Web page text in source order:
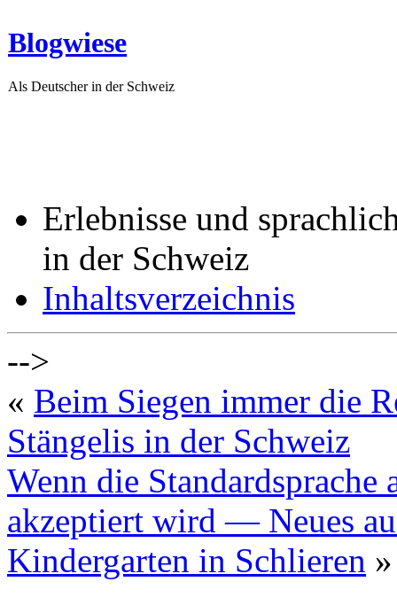
Blogwiese
Als Deutscher in der Schweiz
Erlebnisse und
in der Schweiz
Inhaltsverzeichnis
-->
« Beim Siegen immer die
Stängelis in der Schweiz
Wenn die Standardsprache
akzeptiert wird — Neues
Kindergarten in Schlieren »